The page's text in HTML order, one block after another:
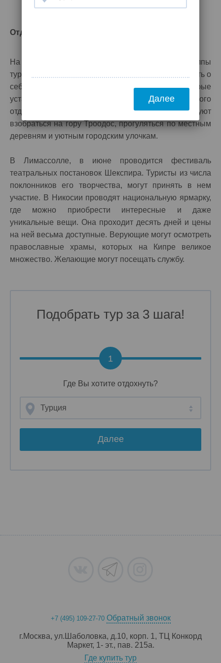
Далее
Отдых на Кипре в июне
На пляжи Кипра в июне начинают приезжать толпы
туристов. Жару, которая начинает серьезно заявлять о
себе, помогают перенести кондиционеры, которые
установлены практически везде. Помимо пляжного
отдыха, сотрудники Корал Тревел рекомендуют
взобраться на гору Троодос, прогуляться по местным
деревням и уютным городским улочкам.
В Лимассолле, в июне проводится фестиваль
театральных постановок Шекспира. Туристы из числа
поклонников его творчества, могут принять в нем
участие. В Никосии проводят национальную ярмарку,
где можно приобрести интересные и даже
уникальные вещи. Она проходит десять дней и цены
на ней весьма доступные. Верующие могут осмотреть
православные храмы, которых на Кипре великое
множество. Желающие могут посещать службу.
Подобрать тур за 3 шага!
Где Вы хотите отдохнуть?
Турция
Далее
1
+7 (495) 109-27-70 Обратный звонок
г.Москва, ул.Шаболовка, д.10, корп. 1, ТЦ Конкорд
Маркет, 1- эт., пав. 215a.
Где купить тур